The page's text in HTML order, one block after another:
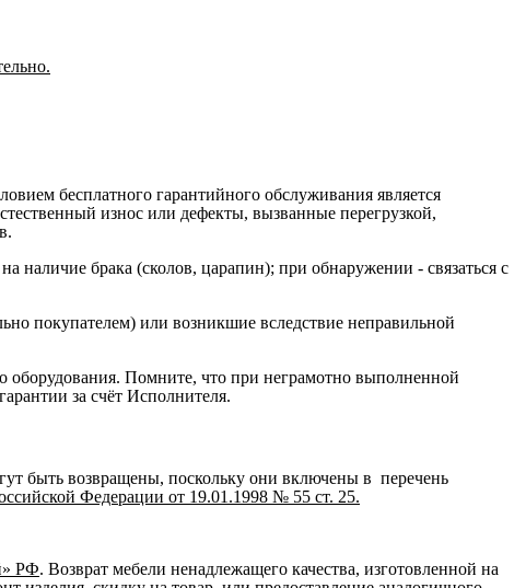
бесплатного гарантийного обслуживания является
износ или дефекты, вызванные перегрузкой,
наличие брака (сколов, царапин); при обнаружении - связаться с
покупателем) или возникшие вследствие неправильной
оборудования. Помните, что при неграмотно выполненной
за счёт Исполнителя.
быть возвращены, поскольку они включены в перечень
Федерации от 19.01.1998 № 55 ст. 25.
РФ. Возврат мебели ненадлежащего качества, изготовленной на